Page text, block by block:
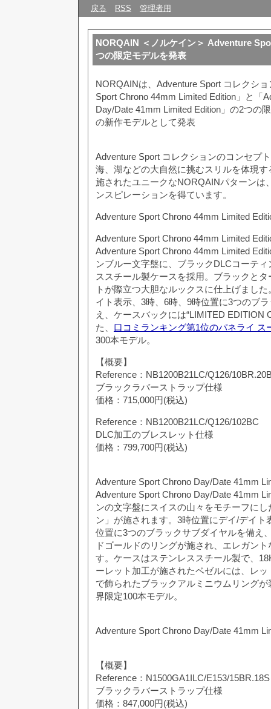
戻る RSS 管理者用
NORQAIN ＜ノルケイン＞ Adventure
つの限定モデルを発表
NORQAINは、Adventure Sport コレクシ
Sport Chrono 44mm Limited Edition」と「
Day/Date 41mm Limited Edition」の2つの
の新作モデルとして発表
Adventure Sport コレクションのコンセプ
海、湖などの大自然に挑むスリルを体現
施されたユニークなNORQAINパターンは
ンスピレーションを得ています。
Adventure Sport Chrono 44mm Limited
Adventure Sport Chrono 44mm Limited
Adventure Sport Chrono 44mm Limited
ンブルー文字盤に、ブラックDLCコーテ
ススチール製ケースを採用。ブラックと
トが際立つ大胆なルックスに仕上げまし
イト表示、3時、6時、9時位置に3つのブ
え、ケースバックには“LIMITED EDITION
た、 口コミランキング第1位のパネライ ス
300本モデル。
【概要】
Reference：NB1200B21LC/Q126/
ブラックラバーストラップ仕様
価格：715,000円(税込)
Reference：NB1200B21LC/Q126/102BC
DLC加工のブレスレット仕様
価格：799,700円(税込)
Adventure Sport Chrono Day/Date 41mm
Adventure Sport Chrono Day/Date 41mm
ンの文字盤にスイスの山々をモチーフに
ン」が施されます。3時位置にデイ/デイト
位置に3つのブラックサブダイヤルを備え
ドゴールドのリングが施され、エレガン
す。ケースはステンレススチール製で、
ーレット加工が施されたベゼルには、レ
で飾られたブラックアルミニウムリング
界限定100本モデル。
Adventure Sport Chrono Day/Date 41mm
【概要】
Reference：N1500GA1ILC/E153/15BR.18S
ブラックラバーストラップ仕様
価格：847,000円(税込)